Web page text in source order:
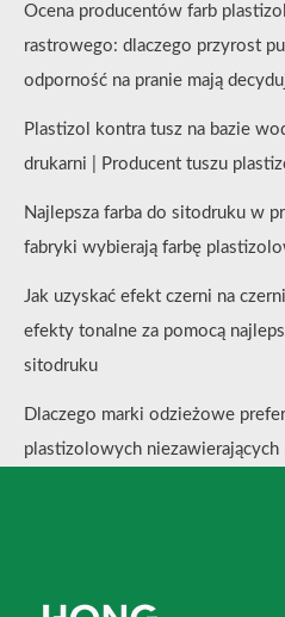
Ocena producentów farb
rastrowego: dlaczego przyrost
odporność na pranie mają
Plastizol kontra tusz na bazie
drukarni | Producent tuszu
Najlepsza farba do sitodruku w
fabryki wybierają farbę
Jak uzyskać efekt czerni na
efekty tonalne za pomocą
sitodruku
Dlaczego marki odzieżowe
plastizolowych niezawierających